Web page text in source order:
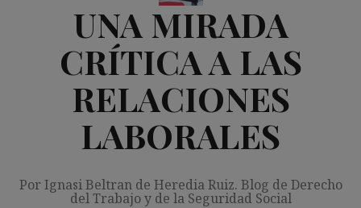
UNA MIRADA
CRÍTICA A LAS
RELACIONES
LABORALES
Por Ignasi Beltran de Heredia Ruiz. Blog de Derecho
del Trabajo y de la Seguridad Social